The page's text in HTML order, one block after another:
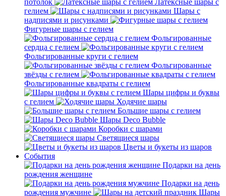
потолок
Латексные шары с
гелием
Шары с
надписями и рисунками
Фигурные шары с гелием
Фольгированные
сердца с гелием
Фольгированные круги с гелием
Фольгированные
звёзды с гелием
Фольгированные квадраты с гелием
Шары цифры и буквы
с гелием
Ходячие шары
Большие шары с гелием
Шары Deco Bubble
Коробки с шарами
Светящиеся шары
Цветы и букеты из шаров
События
Подарки на день
рождения женщине
Подарки на день
рождения мужчине
Шары